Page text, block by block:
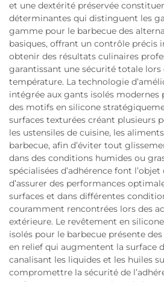
et une dextérité préservée
déterminantes qui distinguent les
gamme pour le barbecue des
basiques, offrant un contrôle précis
obtenir des résultats culinaires
garantissant une sécurité totale lors
température. La technologie
intégrée aux gants isolés modernes
des motifs en silicone
surfaces texturées créant plusieurs
les ustensiles de cuisine, les
barbecue, afin d’éviter tout
dans des conditions humides ou
spécialisées d’adhérence font
d’assurer des performances
surfaces et dans différentes
couramment rencontrées lors des
extérieure. Le revêtement en
isolés pour le barbecue présente
en relief qui augmentent la surface
canalisant les liquides et les huiles
compromettre la sécurité de